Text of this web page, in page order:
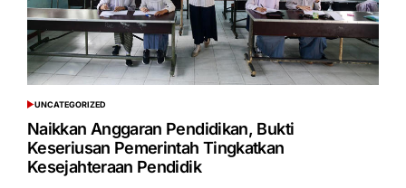
POSTED
IN
UNCATEGORIZED
Naikkan Anggaran Pendidikan, Bukti
Keseriusan Pemerintah Tingkatkan
Kesejahteraan Pendidik